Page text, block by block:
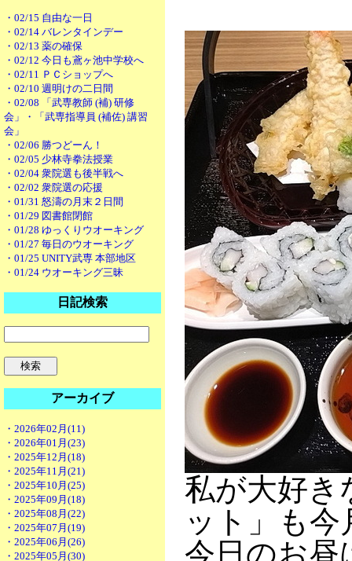
・02/15 自由な一日
・02/14 バレンタインデー
・02/13 薬の確保
・02/12 今日も鳶ヶ池中学校へ
・02/11 ＰＣショップへ
・02/10 週明けの二日間
・02/08 「武専教師 (補) 研修
会」・「武専指導員 (補佐) 講習
会」
・02/06 勝つどーん！
・02/05 少林寺拳法授業
・02/04 衆院選も後半戦へ
・02/02 衆院選の応援
・01/31 怒濤の月末２日間
・01/29 図書館閉館
・01/28 ゆっくりウオーキング
・01/27 毎日のウオーキング
・01/25 UNITY武専 本部地区
・01/24 ウオーキング三昧
日記検索
アーカイブ
・2026年02月(11)
・2026年01月(23)
・2025年12月(18)
・2025年11月(21)
・2025年10月(25)
・2025年09月(18)
・2025年08月(22)
・2025年07月(19)
・2025年06月(26)
・2025年05月(30)
私が大好き
ット」も
今日のお昼